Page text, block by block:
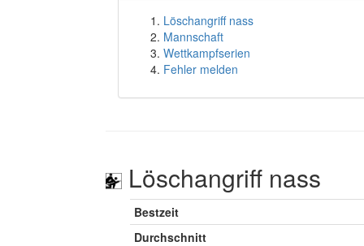
Löschangriff nass
Mannschaft
Wettkampfserien
Fehler melden
Löschangriff nass
Bestzeit
Durchschnitt